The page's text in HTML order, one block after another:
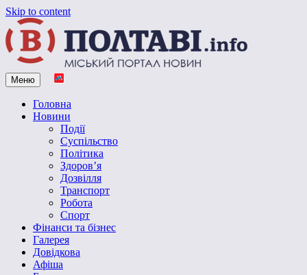
Skip to content
Vpoltave.info
Полтавський портал новин
Меню
Головна
Новини
Події
Суспільство
Політика
Здоров’я
Дозвілля
Транспорт
Робота
Спорт
Фінанси та бізнес
Галерея
Довідкова
Афіша